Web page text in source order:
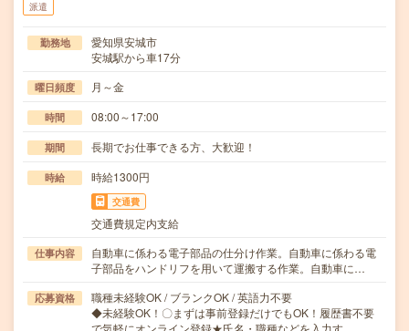
派遣
勤務地
愛知県安城市
安城駅から車17分
曜日頻度 月～金
時間 08:00～17:00
期間 長期でお仕事できる方、大歓迎！
時給 時給1300円
交通費
交通費規定内支給
仕事内容
自動車に係わる電子部品の仕分け作業。自動車に係わる電
子部品をハンドリフを用いて運搬する作業。自動車に…
応募資格
職種未経験OK / ブランクOK / 英語力不要
◆未経験OK！〇まずは事前登録だけでもOK！履歴書不要
で気軽にオンライン登録★氏名・職種などを入力す…